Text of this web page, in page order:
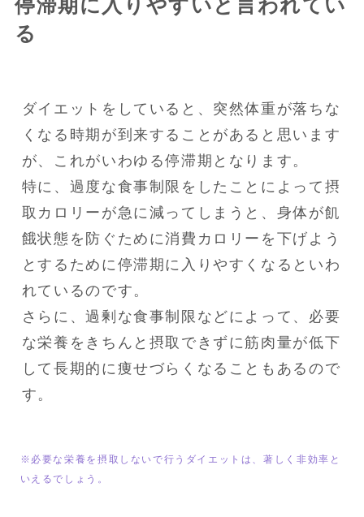
停滞期に入りやすいと言われてい
る
ダイエットをしていると、突然体重が落ちな
くなる時期が到来することがあると思います
が、これがいわゆる停滞期となります。
特に、過度な食事制限をしたことによって摂
取カロリーが急に減ってしまうと、身体が飢
餓状態を防ぐために消費カロリーを下げよう
とするために停滞期に入りやすくなるといわ
れているのです。
さらに、過剰な食事制限などによって、必要
な栄養をきちんと摂取できずに筋肉量が低下
して長期的に痩せづらくなることもあるので
す。
※必要な栄養を摂取しないで行うダイエットは、著しく非効率と
いえるでしょう。